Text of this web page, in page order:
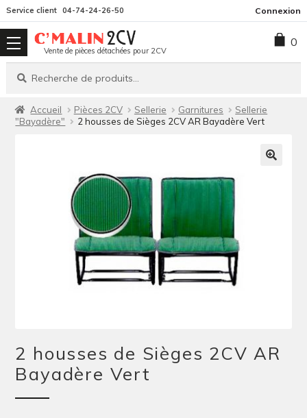
la
navigation
contenu
Service client 04-74-24-26-50 Connexion
Vente de pièces détachées pour 2CV
Recherche
Recherche
0
Accueil Pièces 2CV Sellerie Garnitures
Sellerie
"Bayadère"
2 housses de Sièges 2CV AR Bayadère Vert
2 housses de Sièges 2CV AR
Bayadère Vert